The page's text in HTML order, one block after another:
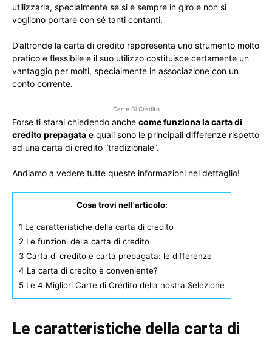
utilizzarla, specialmente se si è sempre in giro e non si
vogliono portare con sé tanti contanti.
D’altronde la carta di credito rappresenta uno strumento molto
pratico e flessibile e il suo utilizzo costituisce certamente un
vantaggio per molti, specialmente in associazione con un
conto corrente.
Carte Di Credito
Forse ti starai chiedendo anche come funziona la carta di
credito prepagata e quali sono le principali differenze rispetto
ad una carta di credito “tradizionale”.
Andiamo a vedere tutte queste informazioni nel dettaglio!
Cosa trovi nell'articolo:
1 Le caratteristiche della carta di credito
2 Le funzioni della carta di credito
3 Carta di credito e carta prepagata: le differenze
4 La carta di credito è conveniente?
5 Le 4 Migliori Carte di Credito della nostra Selezione
Le caratteristiche della carta di